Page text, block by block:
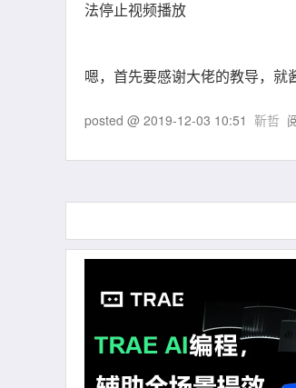
法停止视频播放
嗯，首先要感谢大佬的教导，就
posted @ 2019-12-03 10:51 靳哲